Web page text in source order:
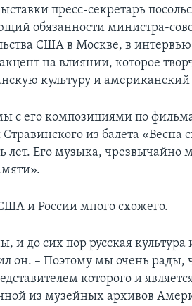
пресс-секретарь
обязанности министра-
США в Москве, в интервью
на влиянии, которое
культуру и американский
с его композициями по
из балета «Весна
лет. Его музыка, чрезвычайно
и России много схожего.
и до сих пор русская культура
он. – Поэтому мы очень
которого и
из музейных архивов